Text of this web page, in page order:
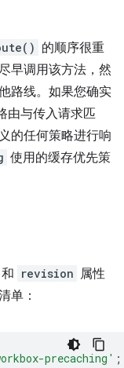
的顺序很重
早调用该方法，然
路线。如果您确实
由与传入请求匹
的任何策略进行响
使用的缓存优先策
和 revision 属性
单：
precaching' ;